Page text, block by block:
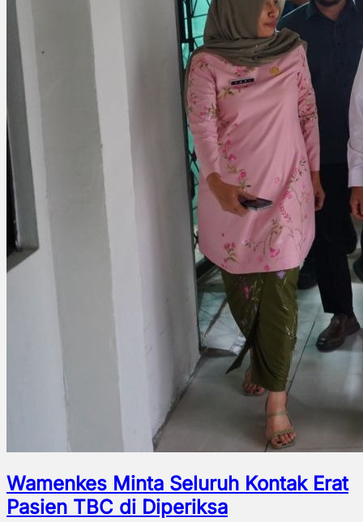
Wamenkes Minta Seluruh Kontak Erat
Pasien TBC di Diperiksa